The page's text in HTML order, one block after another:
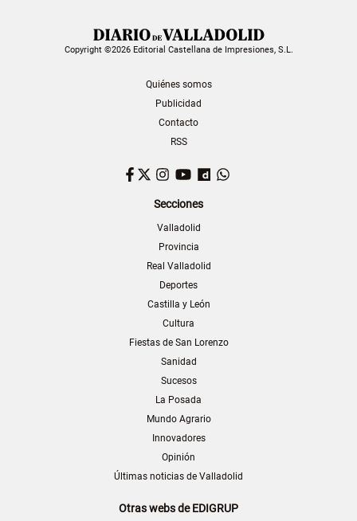
Copyright ©2026 Editorial Castellana de Impresiones, S.L.
Quiénes somos
Publicidad
Contacto
RSS
Facebook
TwitterInstagram
YouTubeDailymotion
Secciones
Valladolid
Provincia
Real Valladolid
Deportes
Castilla y León
Cultura
Fiestas de San Lorenzo
Sanidad
Sucesos
La Posada
Mundo Agrario
Innovadores
Opinión
Últimas noticias de Valladolid
Otras webs de EDIGRUP